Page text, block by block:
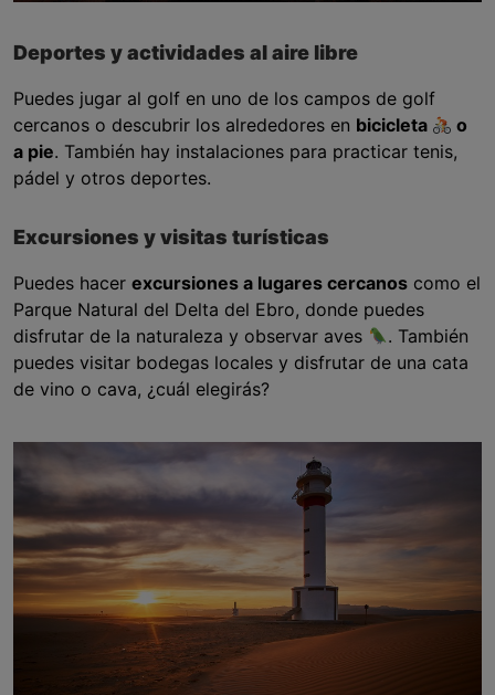
Deportes y actividades al aire libre
Puedes jugar al golf en uno de los campos de golf
cercanos o descubrir los alrededores en bicicleta
o
a pie. También hay instalaciones para practicar tenis,
pádel y otros deportes.
Excursiones y visitas turísticas
Puedes hacer excursiones a lugares cercanos como el
Parque Natural del Delta del Ebro, donde puedes
disfrutar de la naturaleza y observar aves
. También
puedes visitar bodegas locales y disfrutar de una cata
de vino o cava, ¿cuál elegirás?